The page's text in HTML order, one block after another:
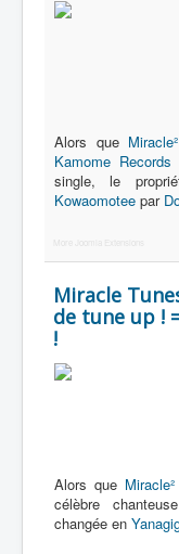
Alors que Miracle²
Kamome Records
single, le
Kowaomotee par
More Joomla Extensions
Miracle
de tune up !
!
Alors que Miracle²
célèbre
changée en